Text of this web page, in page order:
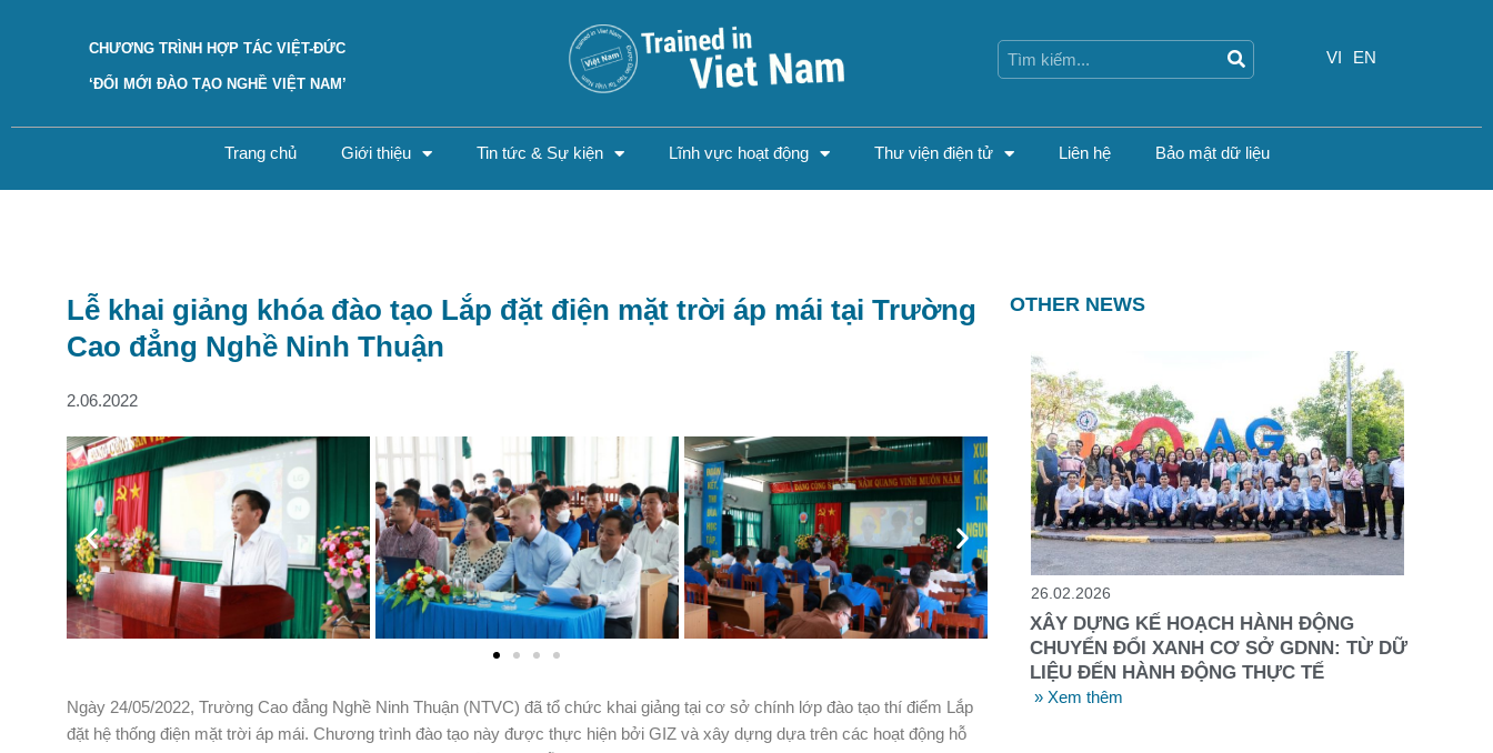
CHƯƠNG TRÌNH HỢP TÁC VIỆT-ĐỨC
‘ĐỔI MỚI ĐÀO TẠO NGHỀ VIỆT NAM’
VI
EN
Trang chủ Giới thiệu Tin tức & Sự kiện Lĩnh vực hoạt động Thư viện điện tử Liên hệ Bảo mật dữ liệu
Lễ khai giảng khóa đào tạo Lắp đặt điện mặt trời áp mái tại Trường
Cao đẳng Nghề Ninh Thuận
2.06.2022
Ngày 24/05/2022, Trường Cao đẳng Nghề Ninh Thuận (NTVC) đã tổ chức khai giảng tại cơ sở chính lớp đào tạo thí điểm Lắp
đặt hệ thống điện mặt trời áp mái. Chương trình đào tạo này được thực hiện bởi GIZ và xây dựng dựa trên các hoạt động hỗ
OTHER NEWS
26.02.2026
XÂY DỰNG KẾ HOẠCH HÀNH ĐỘNG
CHUYỂN ĐỔI XANH CƠ SỞ GDNN: TỪ DỮ
LIỆU ĐẾN HÀNH ĐỘNG THỰC TẾ
» Xem thêm